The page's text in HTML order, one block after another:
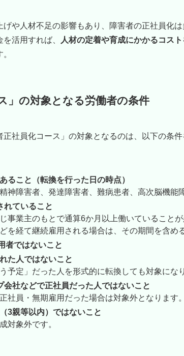
や人材不足の影響もあり、障害者の正社員化
活用すれば、
人材の定着や育成にかかるコス
」の対象となる労働者の条件
社員化コース」の対象となるのは、以下の条
ること（転換を行った日の時点）
神障害者、発達障害者、難病患者、高次脳機能
れていること
事業主のもとで通算6か月以上働いていることが
を経て継続雇用される場合は、その期間を含め
者ではないこと
た人ではないこと
予定」だった人を形式的に転換しても対象にな
社などで正社員だった人ではないこと
社員・無期雇用だった場合は対象外となります。
3親等以内）ではないこと
対象外です。